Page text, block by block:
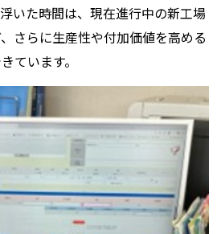
いた時間は、現在進行中の新工場
さらに生産性や付加価値を高める
ています。